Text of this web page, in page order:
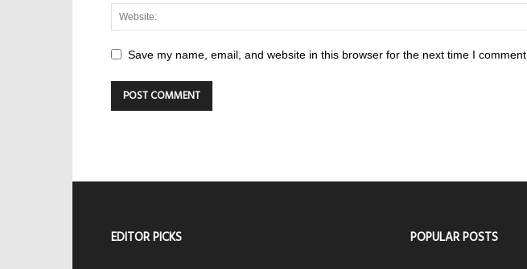
Save my name, email, and website in this browser for the next time I comment.
EDITOR PICKS POPULAR POSTS